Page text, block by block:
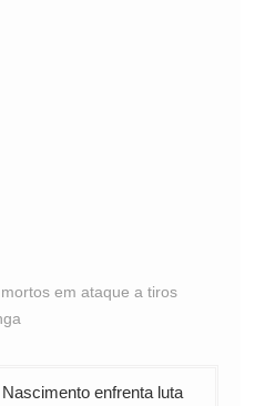
em ataque a tiros
enfrenta luta